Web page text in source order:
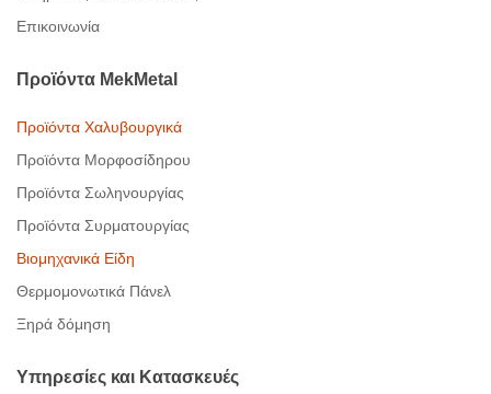
Επικοινωνία
Προϊόντα MekMetal
Προϊόντα Χαλυβουργικά
Προϊόντα Μορφοσίδηρου
Προϊόντα Σωληνουργίας
Προϊόντα Συρματουργίας
Βιομηχανικά Είδη
Θερμομονωτικά Πάνελ
Ξηρά δόμηση
Υπηρεσίες και Κατασκευές